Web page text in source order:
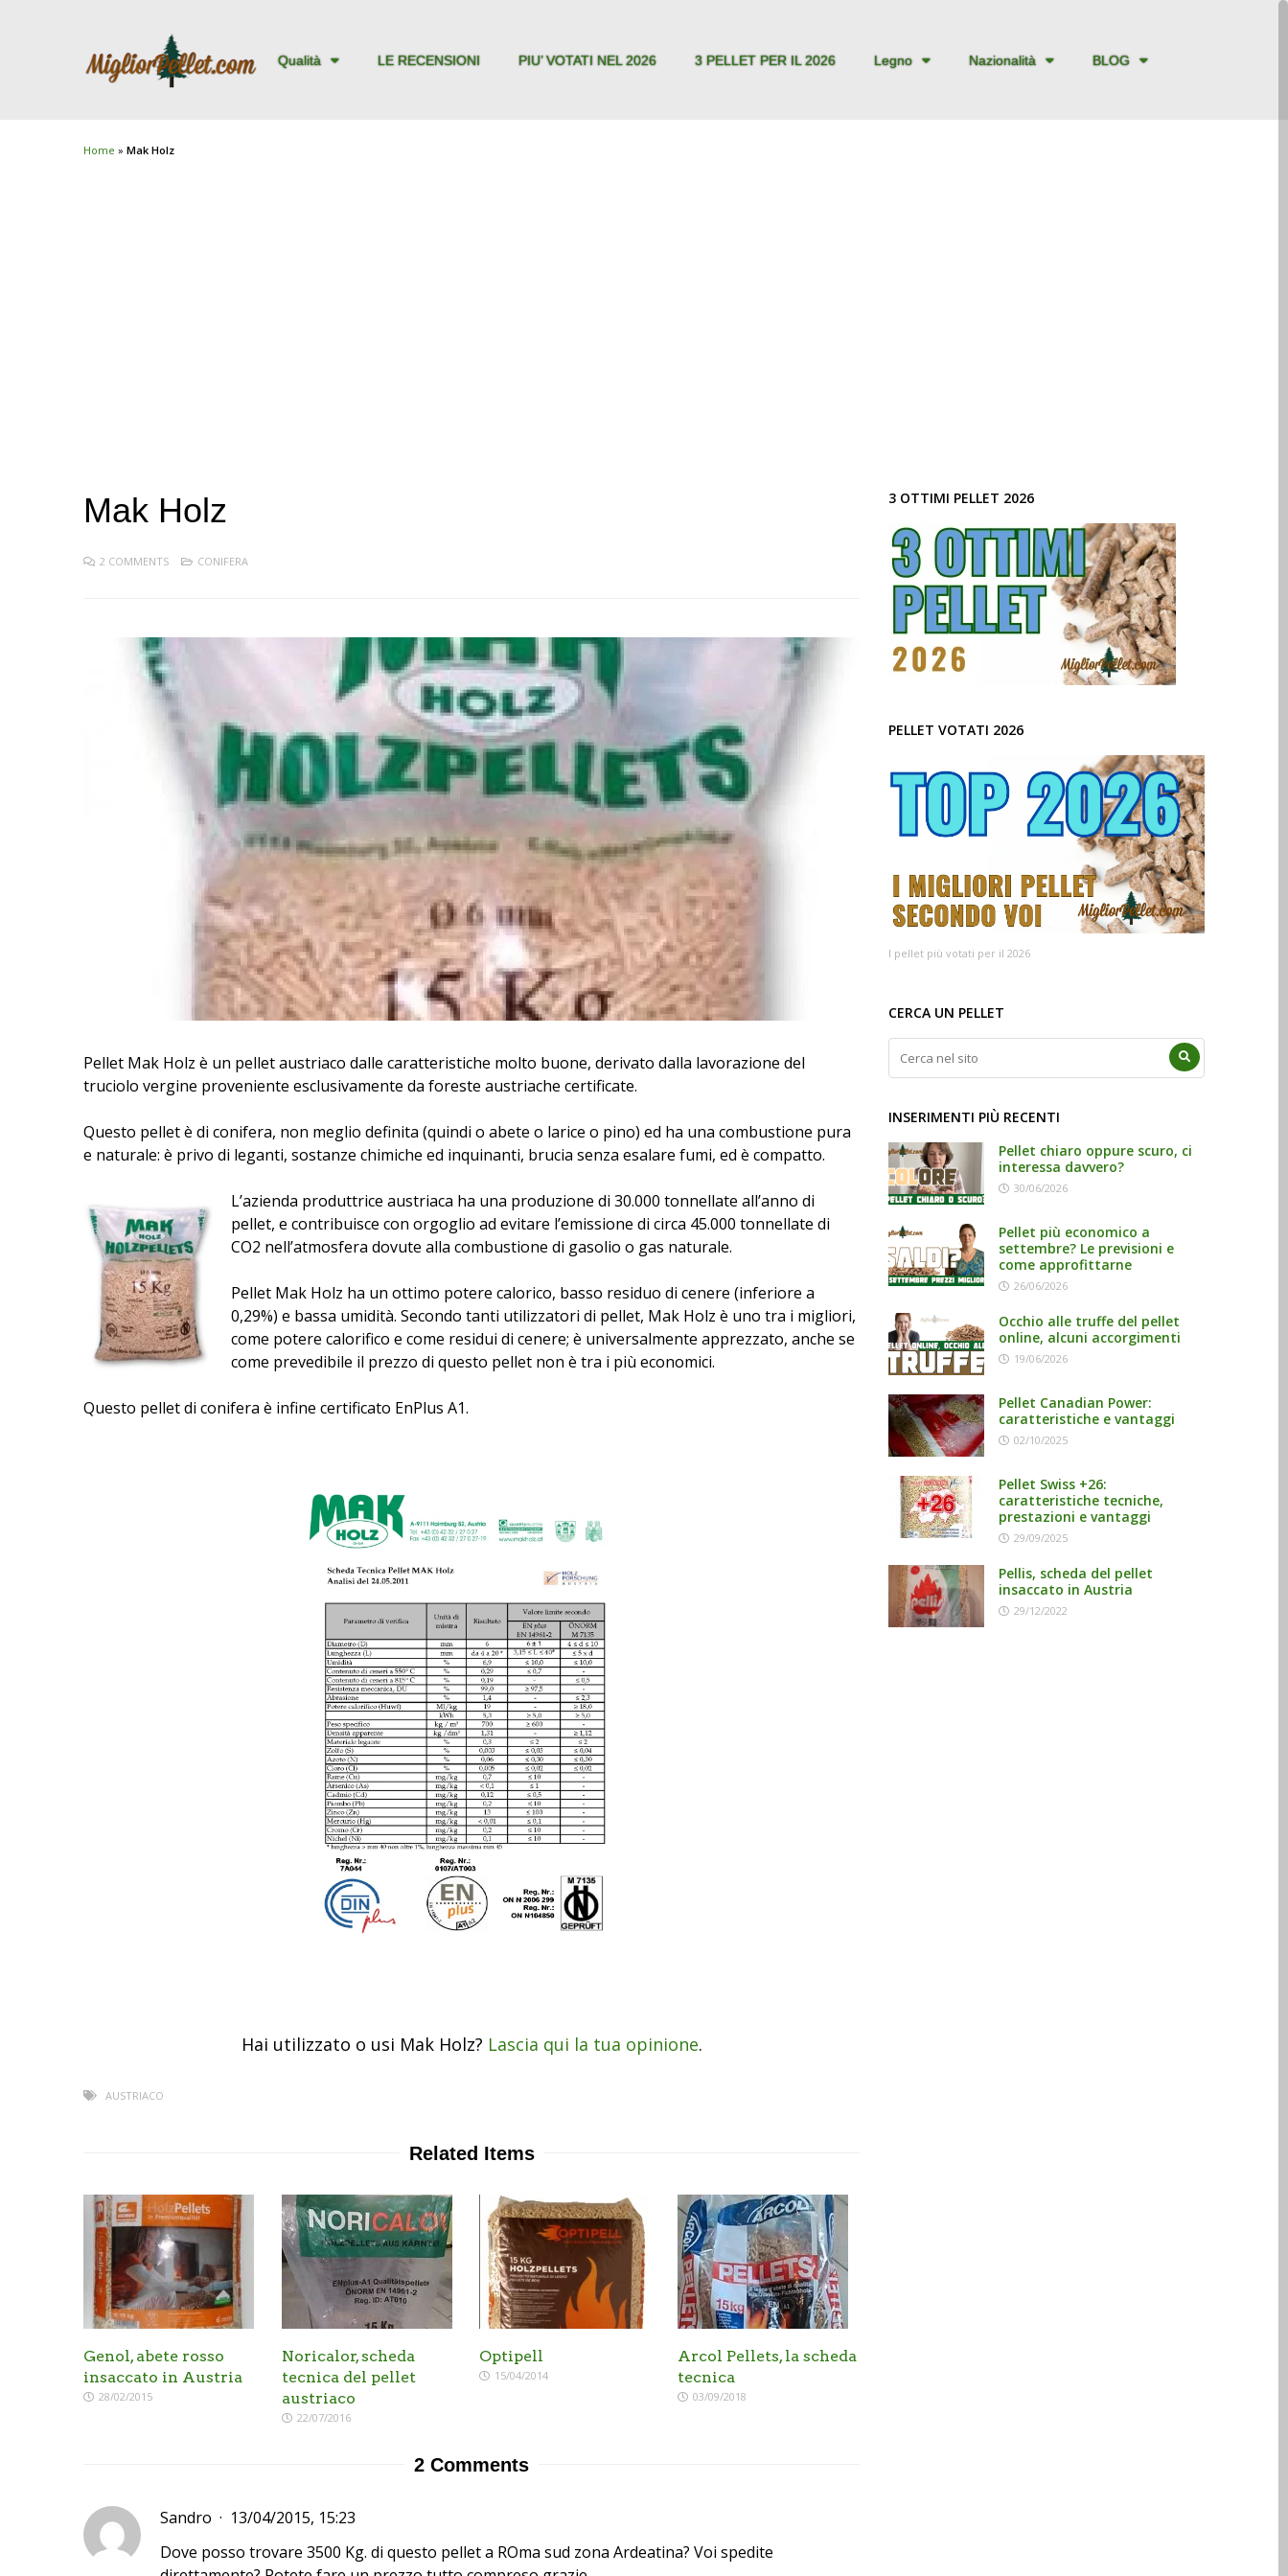
Qualità LE RECENSIONI PIU’ VOTATI NEL 2026 3 PELLET PER IL 2026 Legno Nazionalità BLOG
Home » Mak Holz
Mak Holz
2 COMMENTS CONIFERA
Pellet Mak Holz è un pellet austriaco dalle caratteristiche molto buone, derivato dalla lavorazione del
truciolo vergine proveniente esclusivamente da foreste austriache certificate.
Questo pellet è di conifera, non meglio definita (quindi o abete o larice o pino) ed ha una combustione pura
e naturale: è privo di leganti, sostanze chimiche ed inquinanti, brucia senza esalare fumi, ed è compatto.
L’azienda produttrice austriaca ha una produzione di 30.000 tonnellate all’anno di
pellet, e contribuisce con orgoglio ad evitare l’emissione di circa 45.000 tonnellate di
CO2 nell’atmosfera dovute alla combustione di gasolio o gas naturale.
Pellet Mak Holz ha un ottimo potere calorico, basso residuo di cenere (inferiore a
0,29%) e bassa umidità. Secondo tanti utilizzatori di pellet, Mak Holz è uno tra i migliori,
come potere calorifico e come residui di cenere; è universalmente apprezzato, anche se
come prevedibile il prezzo di questo pellet non è tra i più economici.
Questo pellet di conifera è infine certificato EnPlus A1.
Hai utilizzato o usi Mak Holz? Lascia qui la tua opinione.
AUSTRIACO
Related Items
Genol, abete rosso
insaccato in Austria
28/02/2015
Noricalor, scheda
tecnica del pellet
austriaco
22/07/2016
Optipell
15/04/2014
Arcol Pellets, la scheda
tecnica
03/09/2018
2 Comments
Sandro
13/04/2015, 15:23
Dove posso trovare 3500 Kg. di questo pellet a ROma sud zona Ardeatina? Voi spedite
3 OTTIMI PELLET 2026
PELLET VOTATI 2026
I pellet più votati per il 2026
CERCA UN PELLET
INSERIMENTI PIÙ RECENTI
Pellet chiaro oppure scuro, ci
interessa davvero?
30/06/2026
Pellet più economico a
settembre? Le previsioni e
come approfittarne
26/06/2026
Occhio alle truffe del pellet
online, alcuni accorgimenti
19/06/2026
Pellet Canadian Power:
caratteristiche e vantaggi
02/10/2025
Pellet Swiss +26:
caratteristiche tecniche,
prestazioni e vantaggi
29/09/2025
Pellis, scheda del pellet
insaccato in Austria
29/12/2022